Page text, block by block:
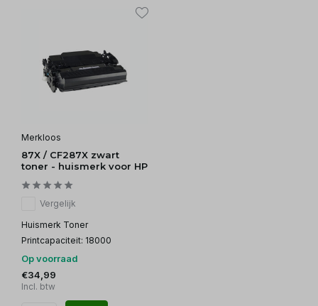
Merkloos
87X / CF287X zwart
toner - huismerk voor HP
Vergelijk
Huismerk Toner
Printcapaciteit: 18000
Op voorraad
€34,99
Incl. btw